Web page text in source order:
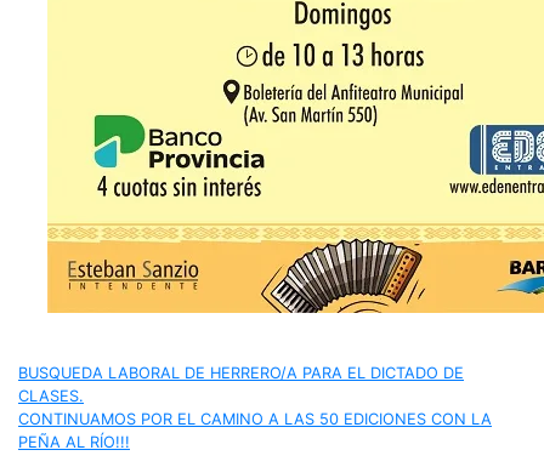
Navegación
de
BUSQUEDA LABORAL DE HERRERO/A PARA EL DICTADO DE
CLASES.
CONTINUAMOS POR EL CAMINO A LAS 50 EDICIONES CON LA
PEÑA AL RÍO!!!